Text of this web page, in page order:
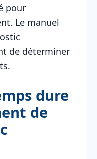
pour
Le manuel
de déterminer
dure
de